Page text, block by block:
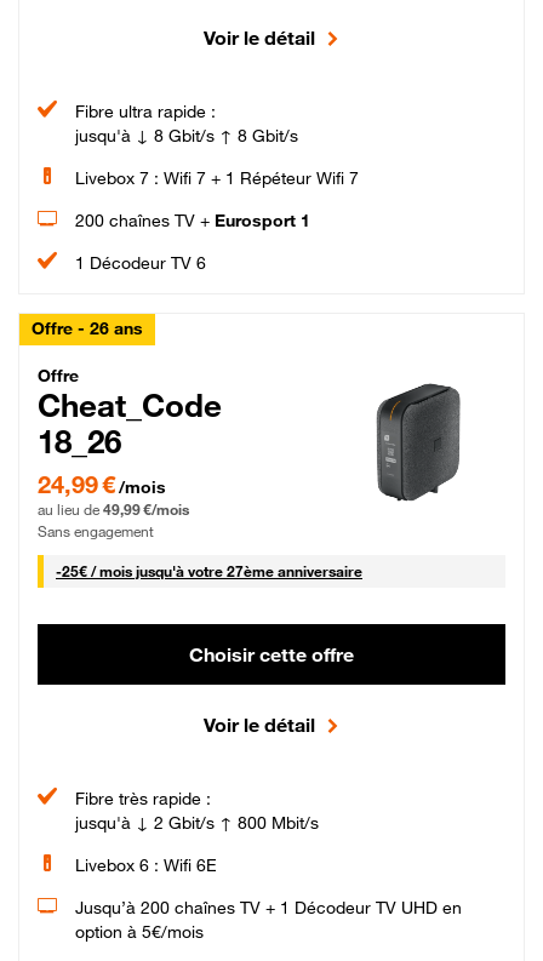
Voir le détail
Fibre ultra rapide :
jusqu'à ↓ 8 Gbit/s ↑ 8 Gbit/s
Livebox 7 : Wifi 7 + 1 Répéteur Wifi 7
200 chaînes TV + Eurosport 1
1 Décodeur TV 6
Offre - 26 ans
Cheat_Code Fibre_18_26
Offre
Cheat_Code
18_26
24,99 € par mois pendant 0 mois puis 49,99 € par mois, Sans engagement
24,99 €/mois
au lieu de 49,99 €/mois
Sans engagement
-25€ / mois25 € par mois
jusqu'à votre 27ème anniversaire
Choisir cette offre
Voir le détail
Fibre très rapide :
jusqu'à ↓ 2 Gbit/s ↑ 800 Mbit/s
Livebox 6 : Wifi 6E
Jusqu’à 200 chaînes TV + 1 Décodeur TV UHD en
option à 5€/mois